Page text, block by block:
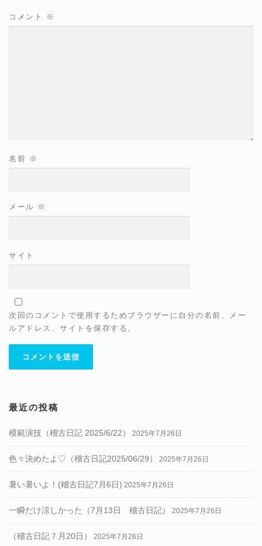
コメント ※
名前 ※
メール ※
サイト
次回のコメントで使用するためブラウザーに自分の名前、メー
ルアドレス、サイトを保存する。
最近の投稿
模範演技（稽古日記 2025/6/22） 2025年7月26日
色々決めたよ♡（稽古日記2025/06/29） 2025年7月26日
暑い暑いよ！(稽古日記7月6日) 2025年7月26日
一瞬だけ涼しかった（7月13日 稽古日記） 2025年7月26日
（稽古日記７月20日） 2025年7月26日